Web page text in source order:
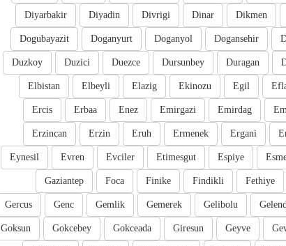
Dikmen
Dinar
Divrigi
Diyadin
Diyarbakir
Dogansehir
Doganyol
Doganyurt
Dogubayazit
Duragan
Dursunbey
Duezce
Duzici
Duzkoy
Egil
Ekinozu
Elazig
Elbeyli
Elbistan
Emirdag
Emirgazi
Enez
Erbaa
Ercis
Ergani
Ermenek
Eruh
Erzin
Erzincan
Espiye
Etimesgut
Evciler
Evren
Eynesil
Fethiye
Findikli
Finike
Foca
Gaziantep
Gelibolu
Gemerek
Gemlik
Genc
Gercus
Geyve
Giresun
Gokceada
Gokcebey
Goksun